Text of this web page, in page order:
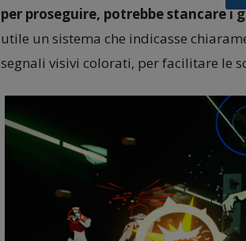
per proseguire, potrebbe stancare i
utile un sistema che indicasse
segnali visivi colorati, per facilitare le